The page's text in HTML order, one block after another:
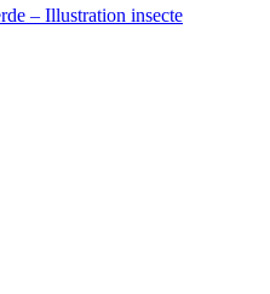
– Illustration insecte